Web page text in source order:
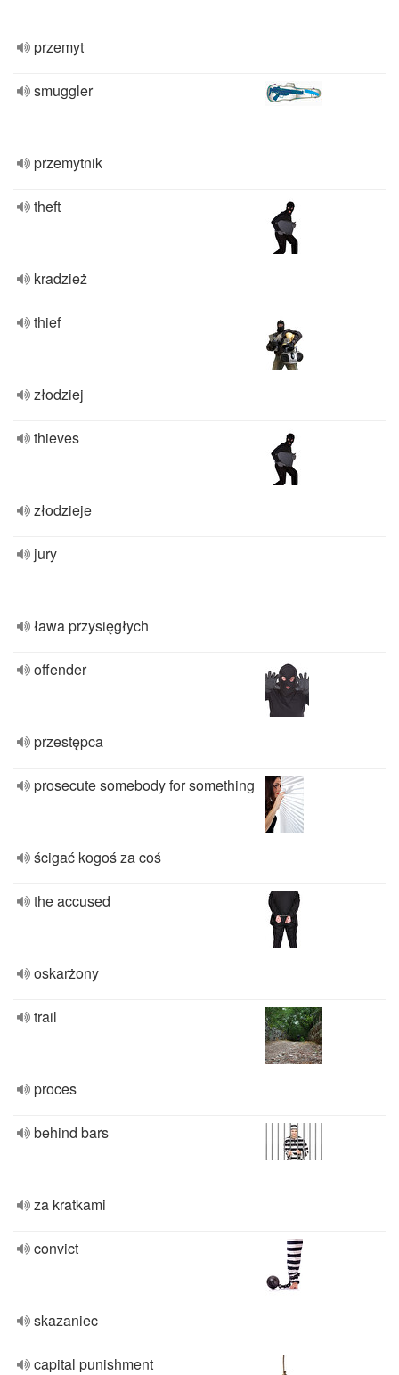
przemyt
smuggler
przemytnik
theft
kradzież
thief
złodziej
thieves
złodzieje
jury
ława przysięgłych
offender
przestępca
prosecute somebody for something
ścigać kogoś za coś
the accused
oskarżony
trail
proces
behind bars
za kratkami
convict
skazaniec
capital punishment